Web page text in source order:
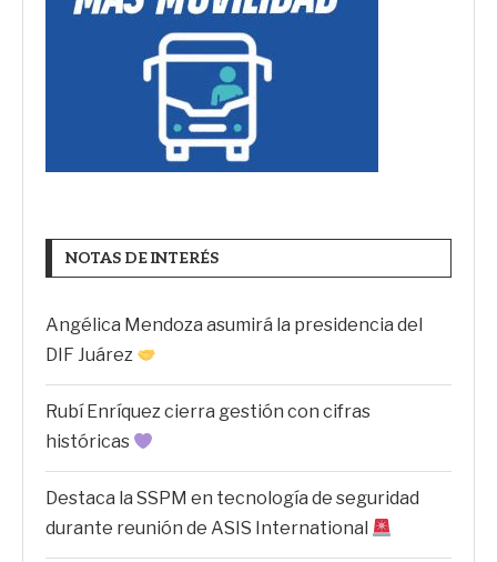
NOTAS DE INTERÉS
Angélica Mendoza asumirá la presidencia del
DIF Juárez
Rubí Enríquez cierra gestión con cifras
históricas
Destaca la SSPM en tecnología de seguridad
durante reunión de ASIS International